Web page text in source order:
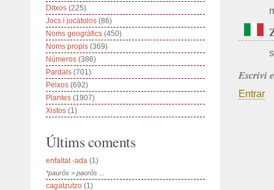
Escrivi
Entrar
Ditxos (225)
Jocs i jocàtolos (86)
Noms geogràfics (450)
Noms propis (369)
Números (386)
Pardals (701)
Peixos (692)
Plantes (1907)
Xistos (1)
Últims coments
enfaltat -ada (1)
*paurós > paorós ...
cagatzutzo (1)